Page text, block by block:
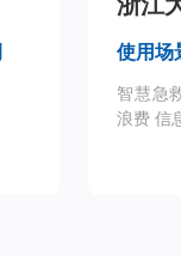
使用场
智慧急
浪费 信